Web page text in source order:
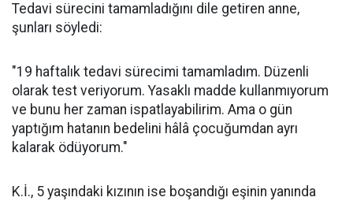
Tedavi sürecini tamamladığını dile getiren anne,
şunları söyledi:
"19 haftalık tedavi sürecimi tamamladım. Düzenli
olarak test veriyorum. Yasaklı madde kullanmıyorum
ve bunu her zaman ispatlayabilirim. Ama o gün
yaptığım hatanın bedelini hâlâ çocuğumdan ayrı
kalarak ödüyorum."
K.İ., 5 yaşındaki kızının ise boşandığı eşinin yanında